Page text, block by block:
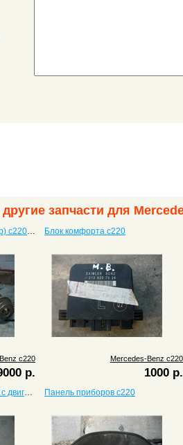
запчасти для
Турбина (турбокомпрессор) c220 с двигателем 2,2CDI
c220
р.
Блок комфорта c220
Mercedes-Benz c220
1000 р.
Форсунка топливная c220 с двигателем 2,2 Панель приборов c220